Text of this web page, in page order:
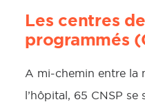
Les centres
programmés
A mi-chemin entre la
l’hôpital, 65 CNSP